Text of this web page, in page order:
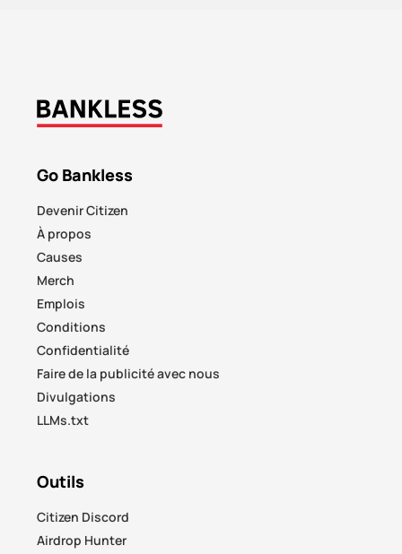
Go Bankless
Devenir Citizen
À propos
Causes
Merch
Emplois
Conditions
Confidentialité
Faire de la publicité avec nous
Divulgations
LLMs.txt
Outils
Citizen Discord
Airdrop Hunter